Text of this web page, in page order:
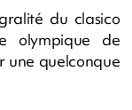
du clasico
olympique de
une quelconque